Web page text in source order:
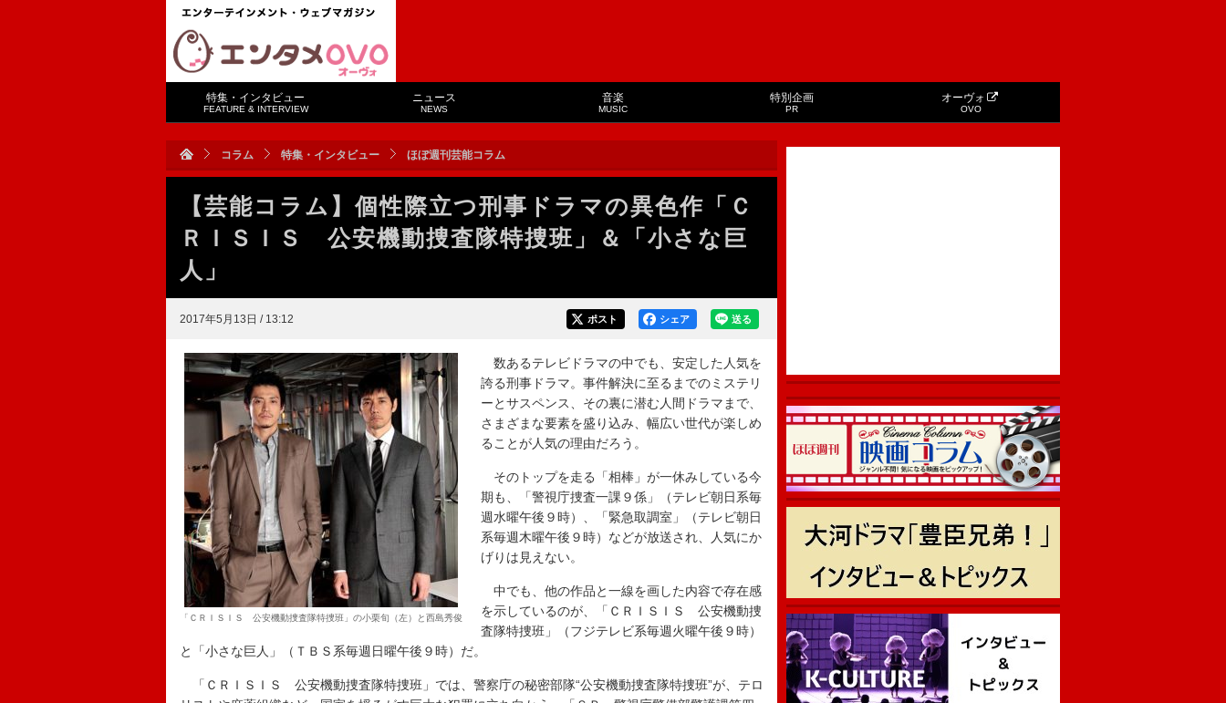
特集・インタビュー
FEATURE & INTERVIEW
ニュース
NEWS
音楽
MUSIC
特別企画
PR
オーヴォ
OVO
コラム 特集・インタビュー ほぼ週刊芸能コラム
【芸能コラム】個性際立つ刑事ドラマの異色作「Ｃ
ＲＩＳＩＳ 公安機動捜査隊特捜班」＆「小さな巨
人」
2017年5月13日 / 13:12 送る
シェア
ポスト
「ＣＲＩＳＩＳ 公安機動捜査隊特捜班」の小栗旬（左）と西島秀俊
数あるテレビドラマの中でも、安定した人気を
誇る刑事ドラマ。事件解決に至るまでのミステリ
ーとサスペンス、その裏に潜む人間ドラマまで、
さまざまな要素を盛り込み、幅広い世代が楽しめ
ることが人気の理由だろう。
そのトップを走る「相棒」が一休みしている今
期も、「警視庁捜査一課９係」（テレビ朝日系毎
週水曜午後９時）、「緊急取調室」（テレビ朝日
系毎週木曜午後９時）などが放送され、人気にか
げりは見えない。
中でも、他の作品と一線を画した内容で存在感
を示しているのが、「ＣＲＩＳＩＳ 公安機動捜
査隊特捜班」（フジテレビ系毎週火曜午後９時）
と「小さな巨人」（ＴＢＳ系毎週日曜午後９時）だ。
「ＣＲＩＳＩＳ 公安機動捜査隊特捜班」では、警察庁の秘密部隊“公安機動捜査隊特捜班”が、テロ